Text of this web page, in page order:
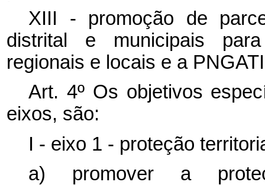
XIII - promoção de
distrital e municipais
regionais e locais e a
Art. 4º Os objetivos
eixos, são:
I - eixo 1 - proteção
a) promover a